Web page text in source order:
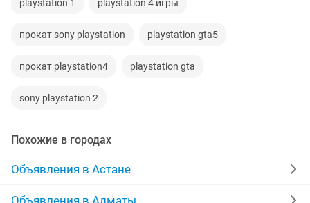
playstation 1 playstation 4 игры
прокат sony playstation playstation gta5
прокат playstation4 playstation gta
sony playstation 2
Похожие в городах
Объявления в Астане
Объявления в Алматы